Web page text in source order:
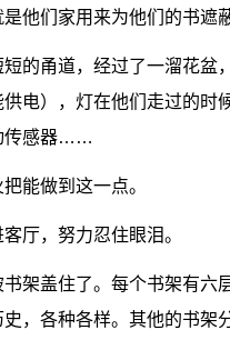
他们家用来为他们的书遮
的甬道，经过了一溜花盆
电），灯在他们走过的时
传感器……
能做到这一点。
厅，努力忍住眼泪。
架盖住了。每个书架有六
，各种各样。其他的书